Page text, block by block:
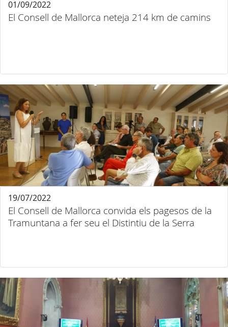
El Consell de Mallorca neteja 214 km de camins
01/09/2022
El Consell de Mallorca convida els pagesos de la
Tramuntana a fer seu el Distintiu de la Serra
19/07/2022